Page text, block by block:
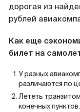
дорогая из
рублей
Как еще
билет на
У разных
различаются по
Лететь
конечных пунктов.